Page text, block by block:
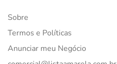
Sobre
Termos e Políticas
Anunciar meu Negócio